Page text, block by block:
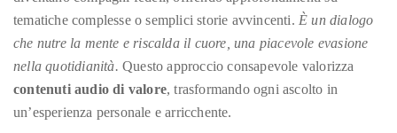
destinations
have
to
offer.
Over
tematiche complesse o semplici storie avvincenti. È un dialogo
che nutre la mente e riscalda il cuore, una piacevole evasione
nella quotidianità. Questo approccio consapevole valorizza
contenuti audio di valore, trasformando ogni ascolto in
un’esperienza personale e arricchente.